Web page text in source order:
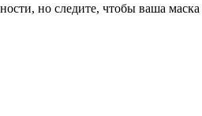
но следите, чтобы ваша